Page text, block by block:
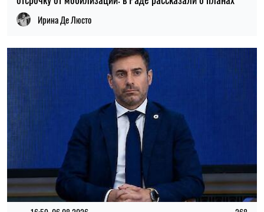
16:59, 06.08.2026
после выявленных нарушений при мобилизации
Ирина Де Люсто